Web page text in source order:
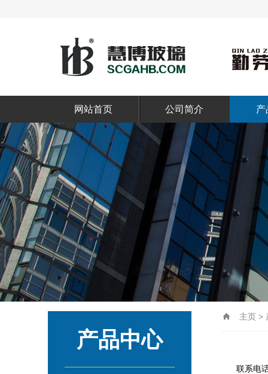
网站首页 公司简介 产
产品中心
主页 >
联系电